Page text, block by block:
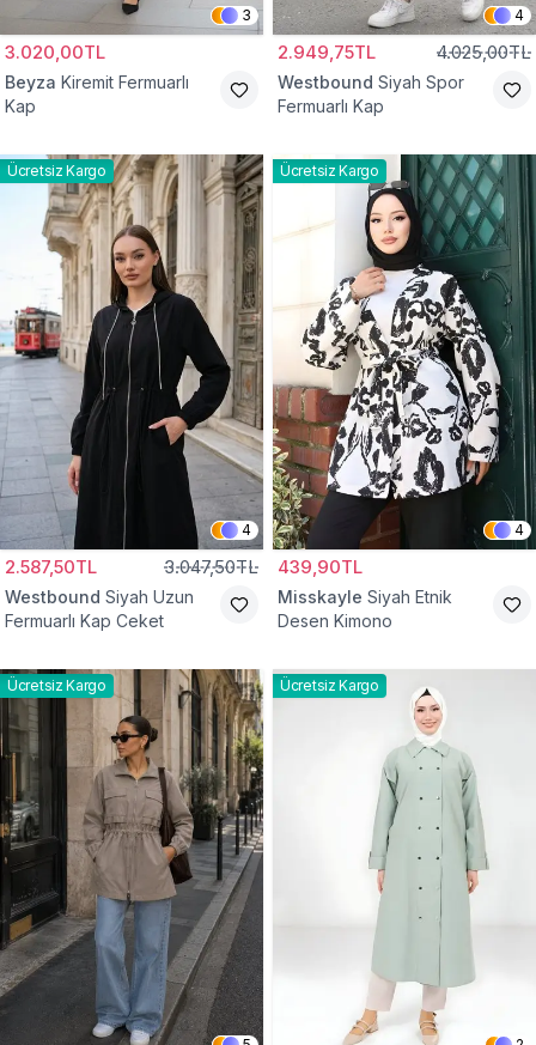
3
3.020,00TL
Beyza Kiremit Fermuarlı
Kap
4
2.949,75TL 4.025,00TL
Westbound Siyah Spor
Fermuarlı Kap
Ücretsiz Kargo
4
2.587,50TL 3.047,50TL
Westbound Siyah Uzun
Fermuarlı Kap Ceket
Ücretsiz Kargo
4
439,90TL
Misskayle Siyah Etnik
Desen Kimono
Ücretsiz Kargo Ücretsiz Kargo